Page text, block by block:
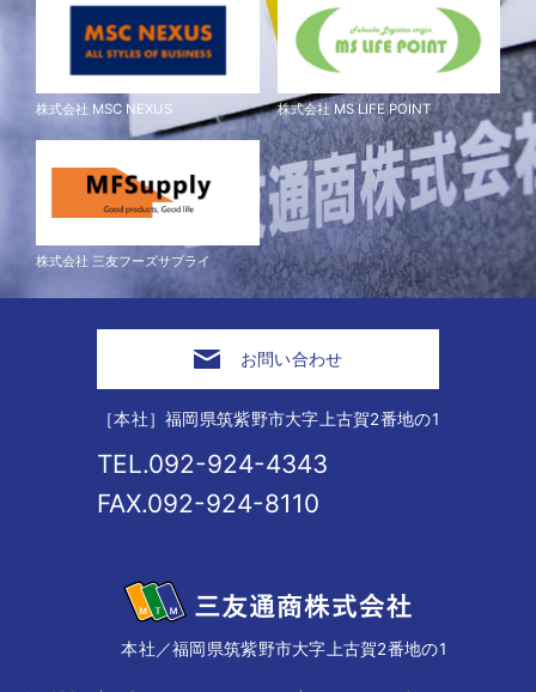
株式会社 MSC NEXUS 株式会社 MS LIFE POINT
株式会社 三友フーズサプライ
お問い合わせ
［本社］福岡県筑紫野市大字上古賀2番地の1
TEL.092-924-4343
FAX.092-924-8110
本社／福岡県筑紫野市大字上古賀2番地の1